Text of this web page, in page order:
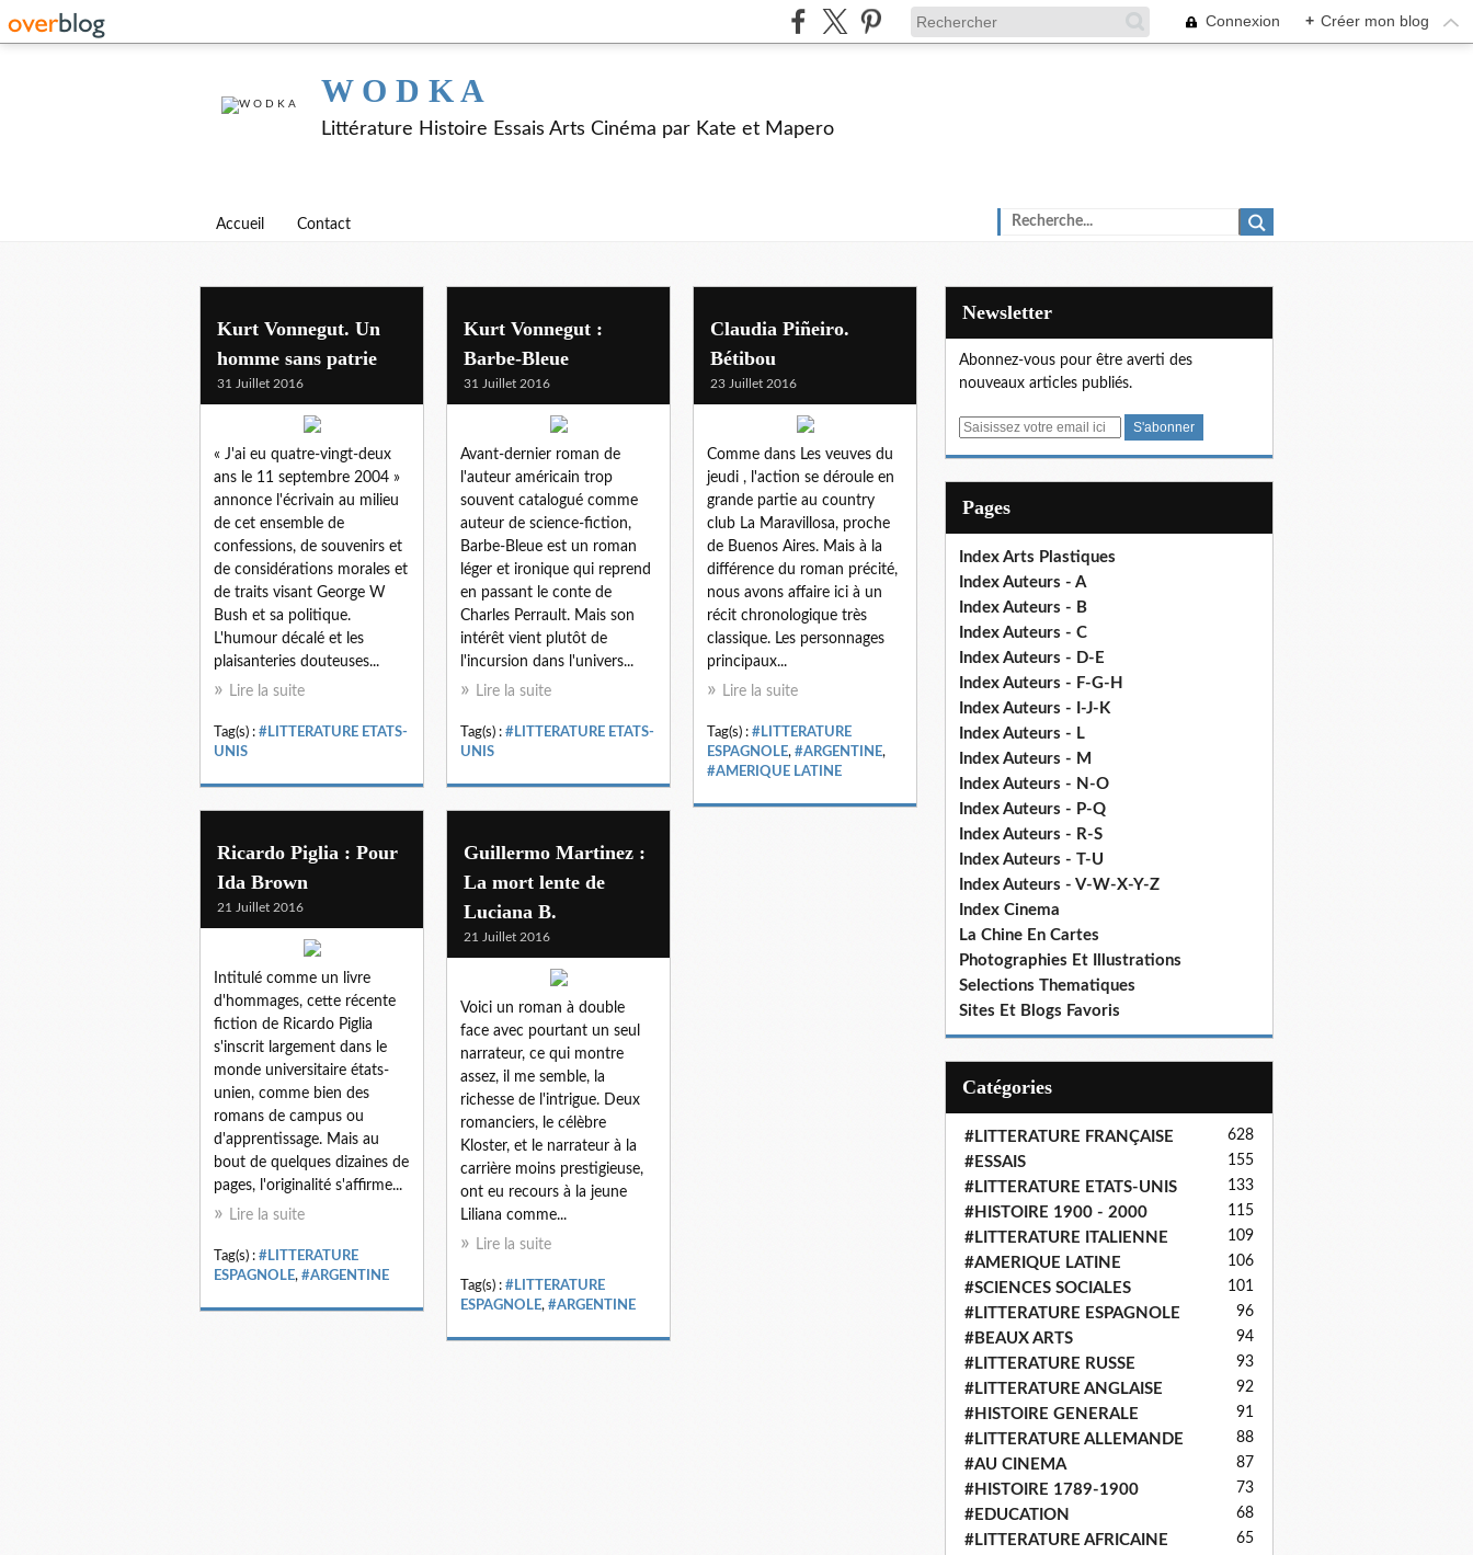
Connexion + Créer mon blog
W O D K A
Littérature Histoire Essais Arts Cinéma par Kate et Mapero
Accueil Contact
Kurt Vonnegut. Un
homme sans patrie
31 Juillet 2016
« J'ai eu quatre-vingt-deux
ans le 11 septembre 2004 »
annonce l'écrivain au milieu
de cet ensemble de
confessions, de souvenirs et
de considérations morales et
de traits visant George W
Bush et sa politique.
L'humour décalé et les
plaisanteries douteuses...
Lire la suite
Tag(s) : #LITTERATURE ETATS-
UNIS
Kurt Vonnegut :
Barbe-Bleue
31 Juillet 2016
Avant-dernier roman de
l'auteur américain trop
souvent catalogué comme
auteur de science-fiction,
Barbe-Bleue est un roman
léger et ironique qui reprend
en passant le conte de
Charles Perrault. Mais son
intérêt vient plutôt de
l'incursion dans l'univers...
Lire la suite
Tag(s) : #LITTERATURE ETATS-
UNIS
Claudia Piñeiro.
Bétibou
23 Juillet 2016
Comme dans Les veuves du
jeudi , l'action se déroule en
grande partie au country
club La Maravillosa, proche
de Buenos Aires. Mais à la
différence du roman précité,
nous avons affaire ici à un
récit chronologique très
classique. Les personnages
principaux...
Lire la suite
Tag(s) : #LITTERATURE
ESPAGNOLE, #ARGENTINE,
#AMERIQUE LATINE
Ricardo Piglia : Pour
Ida Brown
21 Juillet 2016
Intitulé comme un livre
d'hommages, cette récente
fiction de Ricardo Piglia
s'inscrit largement dans le
monde universitaire états-
unien, comme bien des
romans de campus ou
d'apprentissage. Mais au
bout de quelques dizaines de
pages, l'originalité s'affirme...
Lire la suite
Tag(s) : #LITTERATURE
ESPAGNOLE, #ARGENTINE
Guillermo Martinez :
La mort lente de
Luciana B.
21 Juillet 2016
Voici un roman à double
face avec pourtant un seul
narrateur, ce qui montre
assez, il me semble, la
richesse de l'intrigue. Deux
romanciers, le célèbre
Kloster, et le narrateur à la
carrière moins prestigieuse,
ont eu recours à la jeune
Liliana comme...
Lire la suite
Tag(s) : #LITTERATURE
ESPAGNOLE, #ARGENTINE
Newsletter
Abonnez-vous pour être averti des
nouveaux articles publiés.
E
Pages
Index Arts Plastiques
Index Auteurs - A
Index Auteurs - B
Index Auteurs - C
Index Auteurs - D-E
Index Auteurs - F-G-H
Index Auteurs - I-J-K
Index Auteurs - L
Index Auteurs - M
Index Auteurs - N-O
Index Auteurs - P-Q
Index Auteurs - R-S
Index Auteurs - T-U
Index Auteurs - V-W-X-Y-Z
Index Cinema
La Chine En Cartes
Photographies Et Illustrations
Selections Thematiques
Sites Et Blogs Favoris
Catégories
#LITTERATURE FRANÇAISE 628
#ESSAIS 155
#LITTERATURE ETATS-UNIS 133
#HISTOIRE 1900 - 2000 115
#LITTERATURE ITALIENNE 109
#AMERIQUE LATINE 106
#SCIENCES SOCIALES 101
#LITTERATURE ESPAGNOLE 96
#BEAUX ARTS 94
#LITTERATURE RUSSE 93
#LITTERATURE ANGLAISE 92
#HISTOIRE GENERALE 91
#LITTERATURE ALLEMANDE 88
#AU CINEMA 87
#HISTOIRE 1789-1900 73
#EDUCATION 68
#LITTERATURE AFRICAINE 65